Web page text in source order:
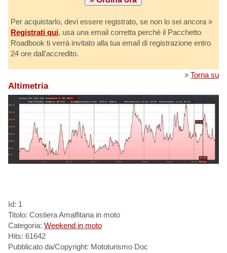
Per acquistarlo, devi essere registrato, se non lo sei ancora »
Registrati qui, usa una email corretta perchè il Pacchetto
Roadbook ti verrà invitato alla tua email di registrazione entro
24 ore dall'accredito.
»Torna su
Altimetria
Id: 1
Titolo: Costiera Amalfitana in moto
Categoria: Weekend in moto
Hits: 61642
Pubblicato da/Copyright: Mototurismo Doc